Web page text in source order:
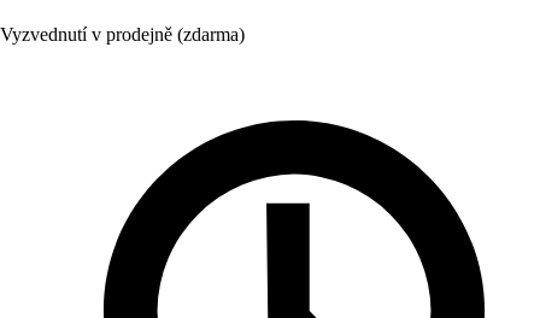
Vyzvednutí v prodejně (zdarma)